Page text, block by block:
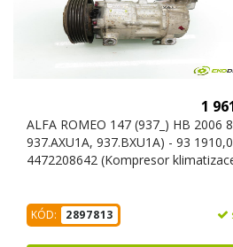
1
ALFA ROMEO 147 (937_) HB 2006
937.AXU1A, 937.BXU1A) - 93
4472208642 (Kompresor
KÓD: 2897813